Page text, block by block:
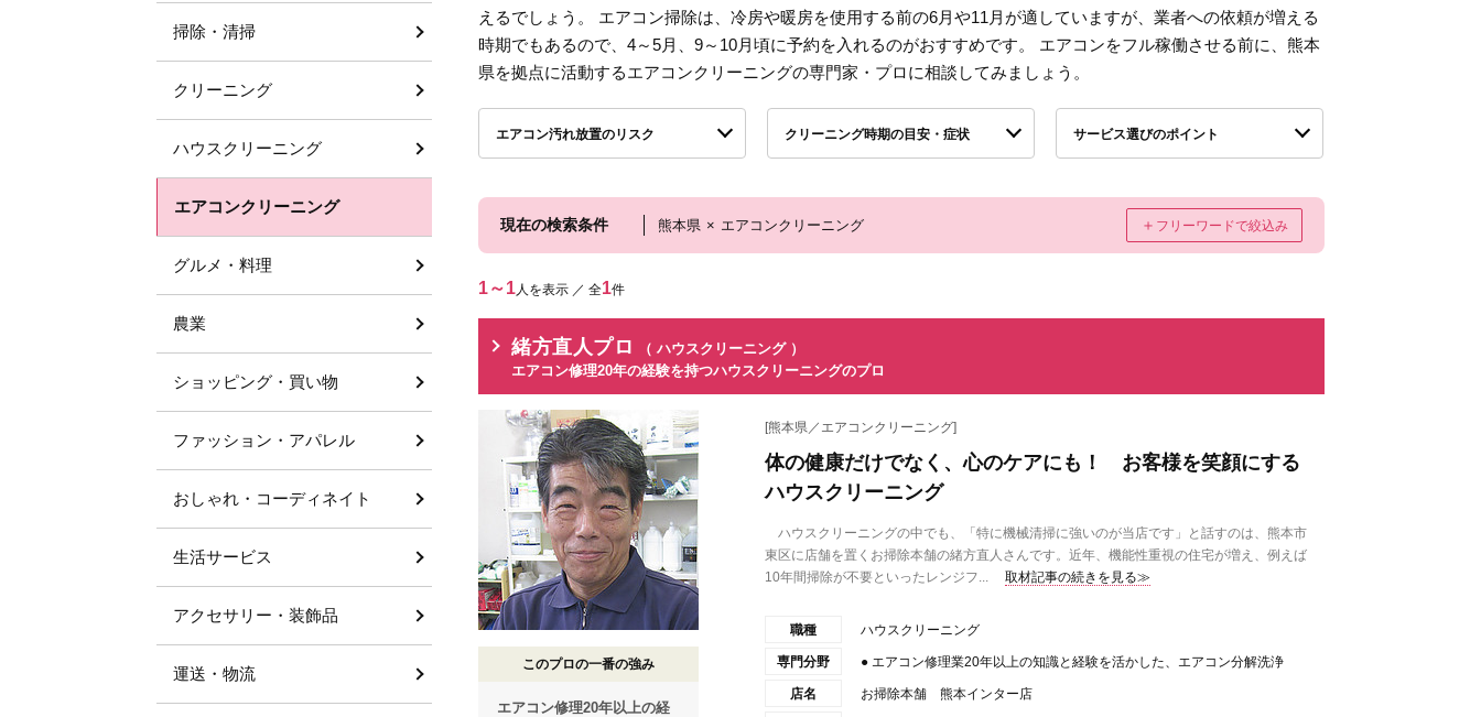
えるでしょう。 エアコン掃除は、冷房や暖房を使用する前の6月や11月が適していますが、業者への依頼が増える
時期でもあるので、4～5月、9～10月頃に予約を入れるのがおすすめです。 エアコンをフル稼働させる前に、熊本
県を拠点に活動するエアコンクリーニングの専門家・プロに相談してみましょう。
エアコン汚れ放置のリスク クリーニング時期の目安・症状 サービス選びのポイント
現在の検索条件 熊本県 × エアコンクリーニング ＋ フリーワードで絞込み
1～1人を表示 ／ 全1件
緒方直人プロ
（ ハウスクリーニング ）
エアコン修理20年の経験を持つハウスクリーニングのプロ
このプロの一番の強み
エアコン修理20年以上の経
[熊本県／エアコンクリーニング]
体の健康だけでなく、心のケアにも！ お客様を笑顔にする
ハウスクリーニング
ハウスクリーニングの中でも、「特に機械清掃に強いのが当店です」と話すのは、熊本市
東区に店舗を置くお掃除本舗の緒方直人さんです。近年、機能性重視の住宅が増え、例えば
10年間掃除が不要といったレンジフ...
取材記事の続きを見る≫
職種 ハウスクリーニング
専門分野 ● エアコン修理業20年以上の知識と経験を活かした、エアコン分解洗浄
店名 お掃除本舗 熊本インター店
掃除・清掃
クリーニング
ハウスクリーニング
エアコンクリーニング
グルメ・料理
農業
ショッピング・買い物
ファッション・アパレル
おしゃれ・コーディネイト
生活サービス
アクセサリー・装飾品
運送・物流